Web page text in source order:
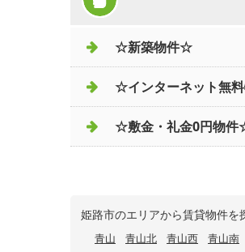
☆新築物件☆
☆インターネット無
☆敷金・礼金0円物
姫路市のエリアから賃貸物件を
青山 青山北 青山西 青山南